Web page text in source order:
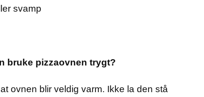
svamp
bruke pizzaovnen trygt?
ovnen blir veldig varm. Ikke la den stå